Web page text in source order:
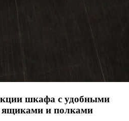
шкафа с удобными
и полками